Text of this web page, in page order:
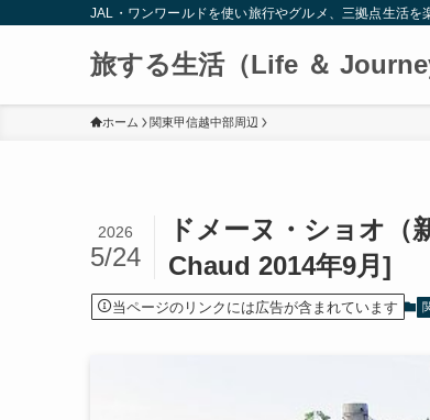
JAL・ワンワールドを使い旅行やグルメ、三拠点生活を
旅する生活（Life ＆
ホーム 関東甲信越中部周辺
ドメーヌ・ショオ
Chaud 2014年9月]
2026
5/24
当ページのリンクには広告が含まれています